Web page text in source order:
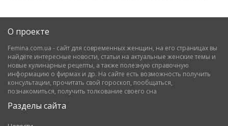
О проекте
Femina.com.ua - сайт для современных женщин, на его страницах вы
найдёте интересные новости, статьи на актуальные женские темы и
новые кулинарные рецепты, а также полезную справочную
информацию о фирмах и др. На сайте есть возможность получить
консультации, прочитать свой гороскоп, пообщаться,
познакомиться, получить толкование своего сна
Разделы сайта